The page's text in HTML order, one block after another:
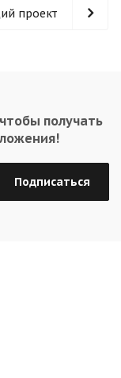
проект
получать